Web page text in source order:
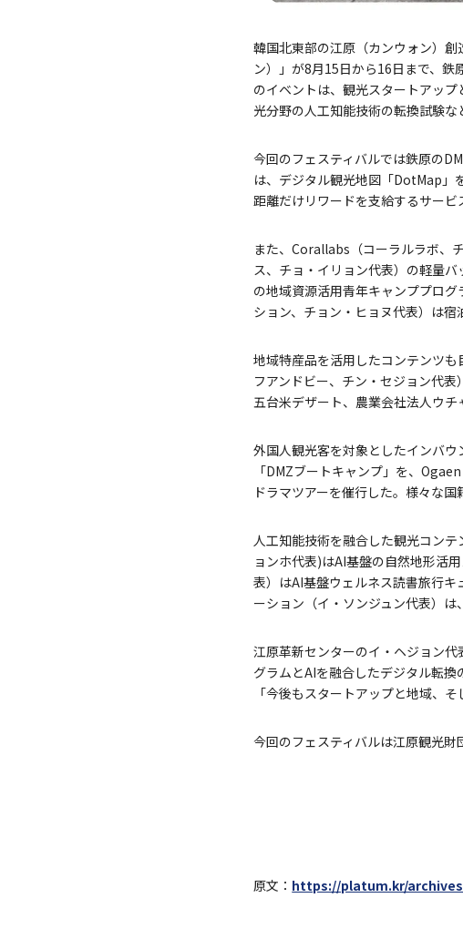
韓国北東部の江原（カンウォン）
ン）」が8月15日から16日まで、
のイベントは、観光スタートアッ
光分野の人工知能技術の転換試験な
今回のフェスティバルでは鉄原の
は、デジタル観光地図「DotMap」
距離だけリワードを支給するサービ
また、Corallabs（コーラルラボ、
ス、チョ・イリョン代表）の軽量
の地域資源活用青年キャンププログ
ション、チョン・ヒョヌ代表）は宿
地域特産品を活用したコンテンツ
フアンドビー、チン・セジョン代
五台米デザート、農業会社法人ウ
外国人観光客を対象としたインバ
「DMZブートキャンプ」を、
ドラマツアーを催行した。様々な
人工知能技術を融合した観光コン
ョンホ代表)はAI基盤の自然地形活
表）はAI基盤ウェルネス読書旅行キ
ーション（イ・ソンジュン代表）は
江原革新センターのイ・ヘジョン
グラムとAIを融合したデジタル転
「今後もスタートアップと地域、
今回のフェスティバルは江原観光財
原文： https://platum.kr/